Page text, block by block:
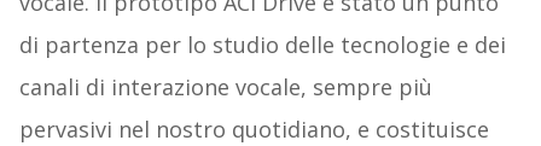
di partenza per lo studio delle tecnologie e dei
canali di interazione vocale, sempre più
pervasivi nel nostro quotidiano, e costituisce